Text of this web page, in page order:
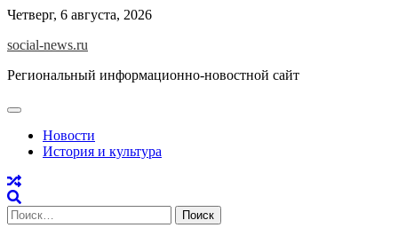
Skip
content
Четверг, 6 августа, 2026
social-news.ru
Региональный информационно-новостной сайт
Новости
История и культура
Найти: